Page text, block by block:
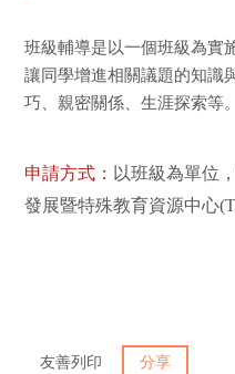
班級輔導是以一個班級為實
讓同學增進相關議題的知識
巧、親密關係、生涯探索等。
申請方式： 以班級為單位
發展暨特殊教育資源中心
友善列印 分享